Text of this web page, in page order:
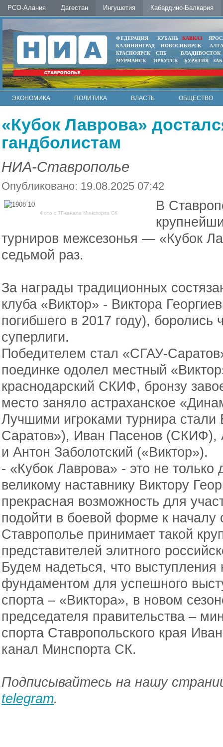
РСО-Алания Дагестан Ингушетия Кабардино-Балкария
ФЕДЕРАЦИЯ КУБАНЬ КАВКАЗ
КАЛИНИНГРАД
НОВОСИБИРСК
КРАСНОЯРСК
СПБ
ВЛАДИВОСТОК
МУРМАНСК
ИРКУТСК БУРЯТИЯ
ЭКОНОМИКА ПОЛИТИКА ВЛАСТЬ
ОБЩЕСТВО
«Кубок Лаврова»
гандболистам
НИА-Ставрополье
Опубликовано: 19.08.2025 07:42
Фото с ТГ-канала Минспорта СК
В
турниров межсезонья — «Кубок
седьмой раз.
За награды традиционных
клуба «Виктор» - Виктора
погибшего в 2017 году), боролись
суперлиги.
Победителем стал «СГАУ-
поединке одолел местный
краснодарский СКИФ, бронзу
место заняло астраханское
Лучшими игроками турнира
Саратов»), Иван Пасенов (СКИФ),
и Антон Заболотский («Виктор»).
- «Кубок Лаврова» - это не
великому наставнику Виктору
прекрасная возможность для
подойти в боевой форме к началу
Ставрополье принимает такой
представителей элитного
Будем надеться, что
фундаментом для успешного
спорта – «Виктора», в новом
председателя правительства –
спорта Ставропольского края
канал Минспорта СК.
Подписывайтесь на нашу
telegram.